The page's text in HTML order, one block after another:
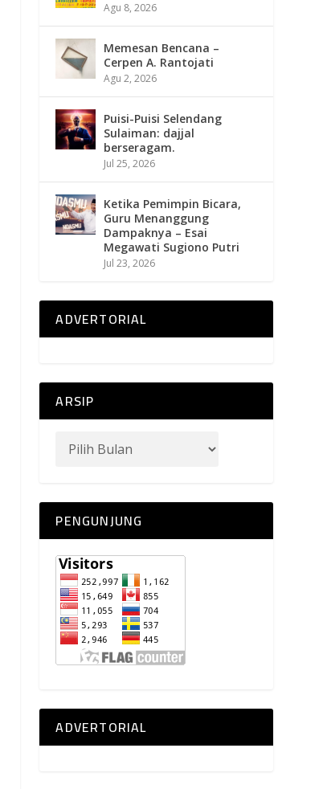
Agu 8, 2026
Memesan Bencana –
Cerpen A. Rantojati
Agu 2, 2026
Puisi-Puisi Selendang
Sulaiman: dajjal
berseragam.
Jul 25, 2026
Ketika Pemimpin Bicara,
Guru Menanggung
Dampaknya – Esai
Megawati Sugiono Putri
Jul 23, 2026
ADVERTORIAL
ARSIP
PENGUNJUNG
ADVERTORIAL